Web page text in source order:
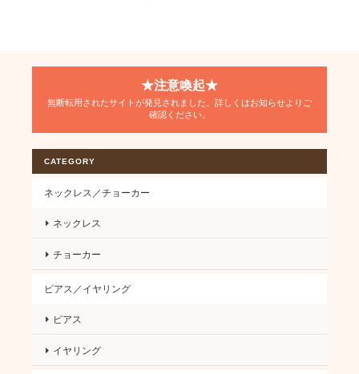
★注意喚起★
無断転用されたサイトが発見されました。詳しくはお知らせよりご
確認ください。
CATEGORY
ネックレス／チョーカー
ネックレス
チョーカー
ピアス／イヤリング
ピアス
イヤリング